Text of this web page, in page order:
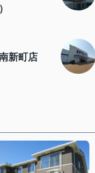
新町店